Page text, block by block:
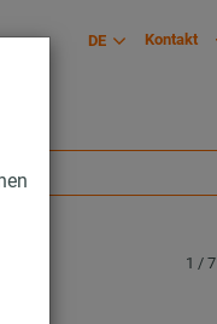
DE Kontakt
1 / 7